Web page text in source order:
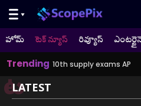
హోమ్ టెక్ న్యూస్ రివ్యూస్
Trending 10th supply exams AP
ట
LATEST